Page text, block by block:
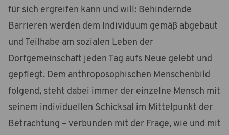
für sich ergreifen kann und will: Behindernde
Barrieren werden dem Individuum gemäß abgebaut
und Teilhabe am sozialen Leben der
Dorfgemeinschaft jeden Tag aufs Neue gelebt und
gepflegt. Dem anthroposophischen Menschenbild
folgend, steht dabei immer der einzelne Mensch mit
seinem individuellen Schicksal im Mittelpunkt der
Betrachtung – verbunden mit der Frage, wie und mit